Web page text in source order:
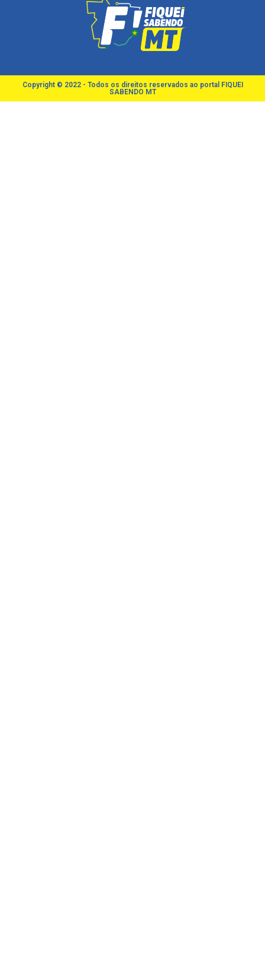
Copyright © 2022 - Todos os direitos reservados ao portal FIQUEI
SABENDO MT